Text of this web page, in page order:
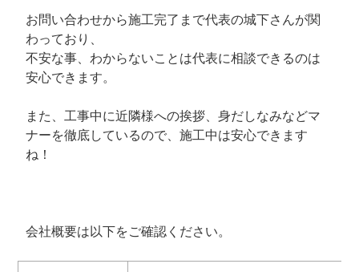
お問い合わせから施工完了まで代表の城下さんが関
わっており、
不安な事、わからないことは代表に相談できるのは
安心できます。
また、工事中に近隣様への挨拶、身だしなみなどマ
ナーを徹底しているので、施工中は安心できます
ね！
会社概要は以下をご確認ください。